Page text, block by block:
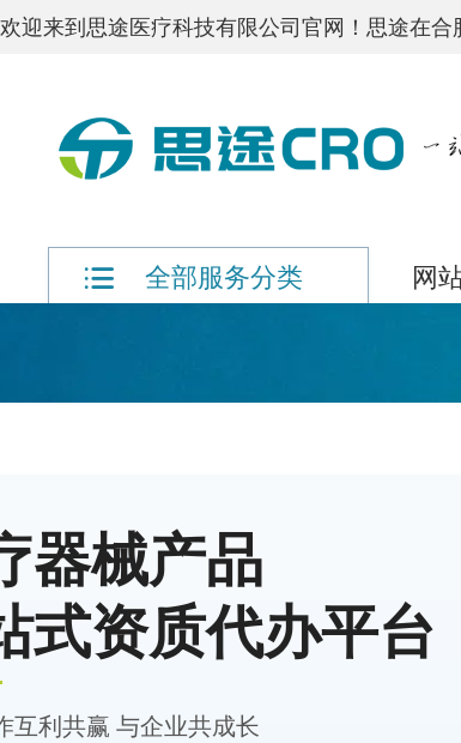
欢迎来到思途医疗科技有限公司官网！思途在
全部服务分类 网
器械产品
式资质代办平台
互利共赢 与企业共成长